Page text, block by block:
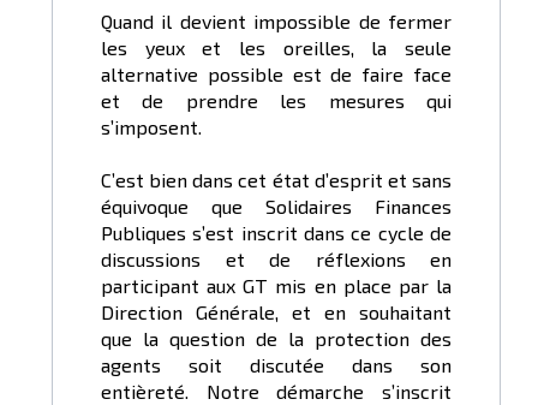
Quand il devient impossible de fermer
les yeux et les oreilles, la seule
alternative possible est de faire face
et de prendre les mesures qui
s’imposent.
C’est bien dans cet état d’esprit et sans
équivoque que Solidaires Finances
Publiques s’est inscrit dans ce cycle de
discussions et de réflexions en
participant aux GT mis en place par la
Direction Générale, et en souhaitant
que la question de la protection des
agents soit discutée dans son
entièreté. Notre démarche s’inscrit